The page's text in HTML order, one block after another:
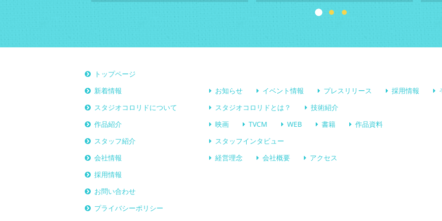
トップページ
新着情報
お知らせ イベント情報 プレスリリース 採用情報
スタジオコロリドについて
スタジオコロリドとは？
技術紹介
作品紹介
映画 TVCM WEB 書籍
作品資料
スタッフ紹介
スタッフインタビュー
会社情報
経営理念 会社概要
アクセス
採用情報
お問い合わせ
プライバシーポリシー